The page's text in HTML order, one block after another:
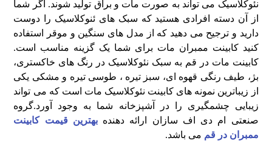
نئوکلاسیک می تواند به صورت مات و براق تولید شوند. اگر شما
از آن دسته افرادی هستید که سبک های ئنوکلاسیک را دوست
دارید و ترجیح می دهید که از مدل های سنگین و موقر استفاده
کنید کابینت ممبران مات برای شما یک گزینه مناسب است.
کابینت مات در قم به سبک نئوکلاسیک در رنگ های خاکستری،
بژ، طیف رنگی قهوه ای، سبز تیره ، طوسی تیره و مشکی یکی
از زیباترین نمونه های کابینت نئوکلاسیک مات است که می تواند
زیبایی چشمگیری را در آشپزخانه شما به وجود آورد.گروه
صنعتی ام دی اف سازان ارائه دهندهبهترین قیمت کابینت
ممبران در قم می باشد.